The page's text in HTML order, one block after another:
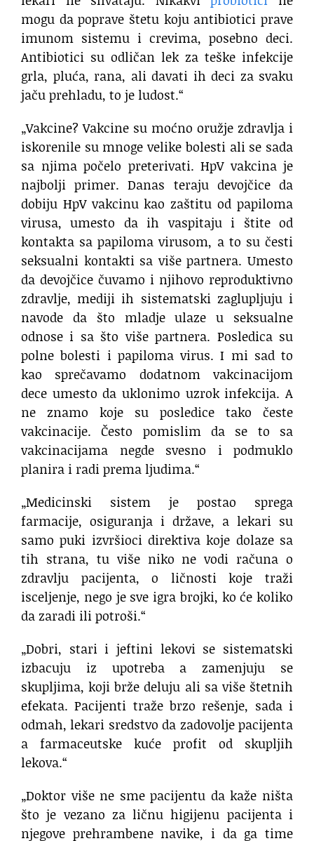
mogu da poprave štetu koju antibiotici prave
imunom sistemu i crevima, posebno deci.
Antibiotici su odličan lek za teške infekcije
grla, pluća, rana, ali davati ih deci za svaku
jaču prehladu, to je ludost.“
„Vakcine? Vakcine su moćno oružje zdravlja i
iskorenile su mnoge velike bolesti ali se sada
sa njima počelo preterivati. HpV vakcina je
najbolji primer. Danas teraju devojčice da
dobiju HpV vakcinu kao zaštitu od papiloma
virusa, umesto da ih vaspitaju i štite od
kontakta sa papiloma virusom, a to su česti
seksualni kontakti sa više partnera. Umesto
da devojčice čuvamo i njihovo reproduktivno
zdravlje, mediji ih sistematski zaglupljuju i
navode da što mladje ulaze u seksualne
odnose i sa što više partnera. Posledica su
polne bolesti i papiloma virus. I mi sad to
kao sprečavamo dodatnom vakcinacijom
dece umesto da uklonimo uzrok infekcija. A
ne znamo koje su posledice tako česte
vakcinacije. Često pomislim da se to sa
vakcinacijama negde svesno i podmuklo
planira i radi prema ljudima.“
„Medicinski sistem je postao sprega
farmacije, osiguranja i države, a lekari su
samo puki izvršioci direktiva koje dolaze sa
tih strana, tu više niko ne vodi računa o
zdravlju pacijenta, o ličnosti koje traži
isceljenje, nego je sve igra brojki, ko će koliko
da zaradi ili potroši.“
„Dobri, stari i jeftini lekovi se sistematski
izbacuju iz upotreba a zamenjuju se
skupljima, koji brže deluju ali sa više štetnih
efekata. Pacijenti traže brzo rešenje, sada i
odmah, lekari sredstvo da zadovolje pacijenta
a farmaceutske kuće profit od skupljih
lekova.“
„Doktor više ne sme pacijentu da kaže ništa
što je vezano za ličnu higijenu pacijenta i
njegove prehrambene navike, i da ga time